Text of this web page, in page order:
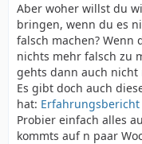
Aber woher willst du
bringen, wenn du es
falsch machen? Wenn
nichts mehr falsch zu
gehts dann auch nicht
Es gibt doch auch
hat:
Probier einfach alles
kommts auf n paar